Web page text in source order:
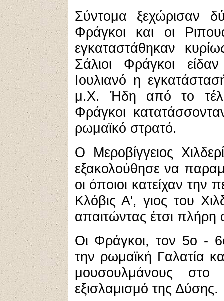
Σύντομα ξεχώρισαν
Φράγκοι και οι
εγκαταστάθηκαν
Σάλιοι Φράγκοι
Ιουλιανό η
μ.Χ. Ήδη από το
Φράγκοι
ρωμαϊκό στρατό.
Ο Μεροβίγγειος
εξακολούθησε να
οι όποιοι κατείχαν την
Κλόβις Α', γιος του
απαιτώντας έτσι πλήρη
Οι Φράγκοι, τον 5ο -
την ρωμαϊκή Γαλατία
μουσουλμάνους στο
εξισλαμισμό της Δύσης.